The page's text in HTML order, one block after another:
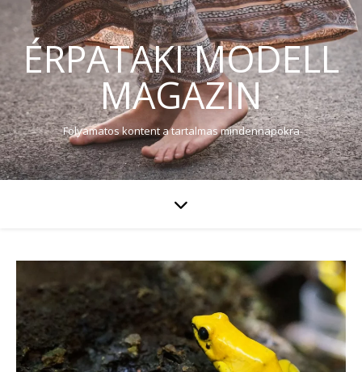
ÉRPATAKI MODELL
MAGAZIN
Folyamatos kontent a tartalmas mindennapokra